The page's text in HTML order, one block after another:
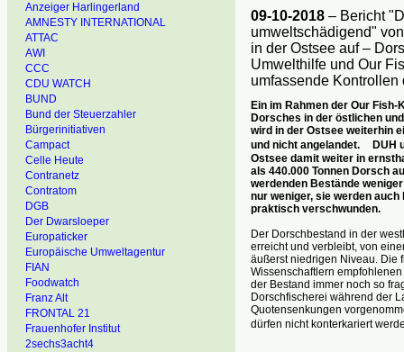
Anzeiger Harlingerland
AMNESTY INTERNATIONAL
ATTAC
AWI
CCC
CDU WATCH
BUND
Bund der Steuerzahler
Bürgerinitiativen
Campact
Celle Heute
Contranetz
Contratom
DGB
Der Dwarsloeper
Europaticker
Europäische Umweltagentur
FIAN
Foodwatch
Franz Alt
FRONTAL 21
Frauenhofer Institut
2sechs3acht4
09-10-2018– Bericht
umweltschädigend"
in der Ostsee auf –
Umwelthilfe und Our
umfassende Kontrollen
Ein im Rahmen der Our
Dorsches in der östlichen
wird in der Ostsee weiterhin
und nicht angelandet. DUH
Ostsee damit weiter in
als 440.000 Tonnen Dorsch
werdenden Bestände
nur weniger, sie werden
praktisch verschwunden.
Der Dorschbestand in der
erreicht und verbleibt, von
äußerst niedrigen Niveau. Die
Wissenschaftlern
der Bestand immer noch so
Dorschfischerei während der
Quotensenkungen
dürfen nicht konterkariert